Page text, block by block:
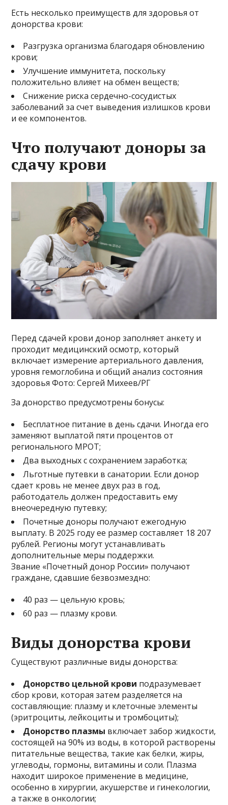
Есть несколько преимуществ для здоровья от
донорства крови:
Разгрузка организма благодаря обновлению
крови;
Улучшение иммунитета, поскольку
положительно влияет на обмен веществ;
Снижение риска сердечно-сосудистых
заболеваний за счет выведения излишков крови
и ее компонентов.
Что получают доноры за
сдачу крови
Перед сдачей крови донор заполняет анкету и
проходит медицинский осмотр, который
включает измерение артериального давления,
уровня гемоглобина и общий анализ состояния
здоровья Фото: Сергей Михеев/РГ
За донорство предусмотрены бонусы:
Бесплатное питание в день сдачи. Иногда его
заменяют выплатой пяти процентов от
регионального МРОТ;
Два выходных с сохранением заработка;
Льготные путевки в санатории. Если донор
сдает кровь не менее двух раз в год,
работодатель должен предоставить ему
внеочередную путевку;
Почетные доноры получают ежегодную
выплату. В 2025 году ее размер составляет 18 207
рублей. Регионы могут устанавливать
дополнительные меры поддержки.
Звание «Почетный донор России» получают
граждане, сдавшие безвозмездно:
40 раз — цельную кровь;
60 раз — плазму крови.
Виды донорства крови
Существуют различные виды донорства:
Донорство цельной крови подразумевает
сбор крови, которая затем разделяется на
составляющие: плазму и клеточные элементы
(эритроциты, лейкоциты и тромбоциты);
Донорство плазмы включает забор жидкости,
состоящей на 90% из воды, в которой растворены
питательные вещества, такие как белки, жиры,
углеводы, гормоны, витамины и соли. Плазма
находит широкое применение в медицине,
особенно в хирургии, акушерстве и гинекологии,
а также в онкологии;